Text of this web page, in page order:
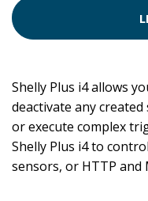
Shelly Plus i4 allows
deactivate any
or execute complex
Shelly Plus i4 to
sensors, or HTTP and